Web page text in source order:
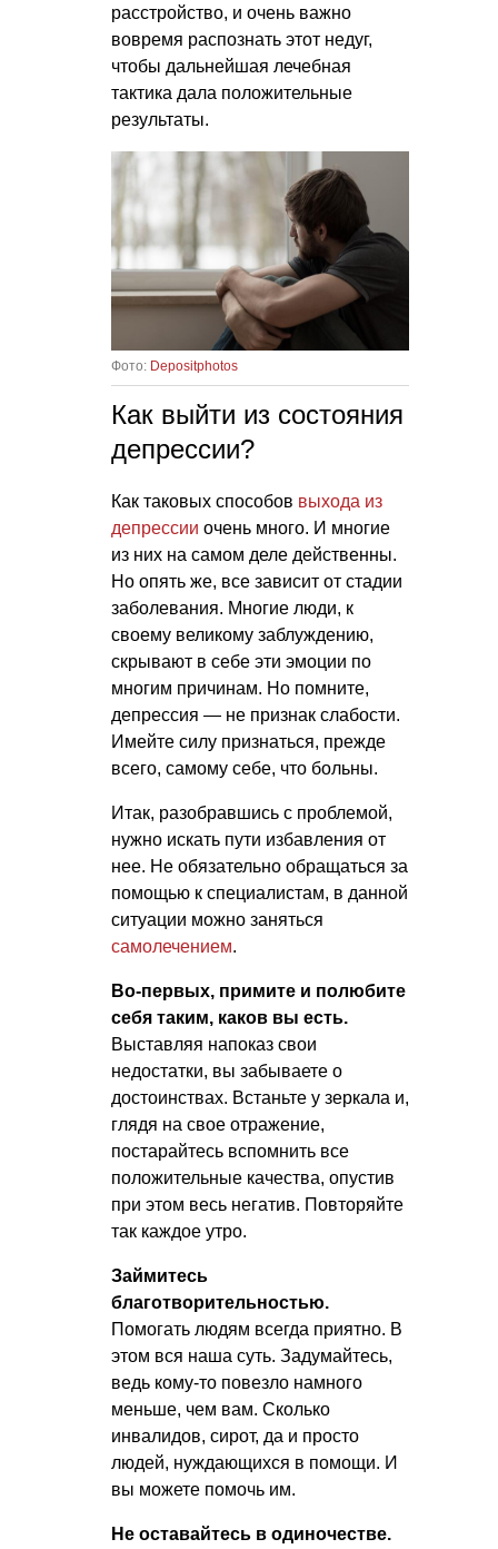
расстройство, и очень важно
вовремя распознать этот недуг,
чтобы дальнейшая лечебная
тактика дала положительные
результаты.
Фото: Depositphotos
Как выйти из состояния
депрессии?
Как таковых способов выхода из
депрессии очень много. И многие
из них на самом деле действенны.
Но опять же, все зависит от стадии
заболевания. Многие люди, к
своему великому заблуждению,
скрывают в себе эти эмоции по
многим причинам. Но помните,
депрессия — не признак слабости.
Имейте силу признаться, прежде
всего, самому себе, что больны.
Итак, разобравшись с проблемой,
нужно искать пути избавления от
нее. Не обязательно обращаться за
помощью к специалистам, в данной
ситуации можно заняться
самолечением.
Во-первых, примите и полюбите
себя таким, каков вы есть.
Выставляя напоказ свои
недостатки, вы забываете о
достоинствах. Встаньте у зеркала и,
глядя на свое отражение,
постарайтесь вспомнить все
положительные качества, опустив
при этом весь негатив. Повторяйте
так каждое утро.
Займитесь
благотворительностью.
Помогать людям всегда приятно. В
этом вся наша суть. Задумайтесь,
ведь кому-то повезло намного
меньше, чем вам. Сколько
инвалидов, сирот, да и просто
людей, нуждающихся в помощи. И
вы можете помочь им.
Не оставайтесь в одиночестве.